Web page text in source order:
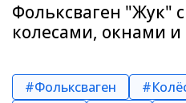
Фольксваген "Жук"
колесами, окнами
#Фольксваген